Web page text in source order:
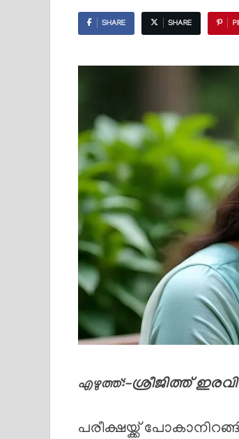
SHARE SHARE
എഴുത്ത്:-ശ്രീജിത്ത്
പരീക്ഷയ്ക്ക്